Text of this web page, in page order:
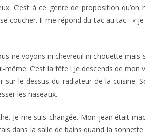
C’est à ce genre de proposition qu’on
coucher. Il me répond du tac au tac : «
ne voyons ni chevreuil ni chouette mais
C’est la fête ! Je descends de
le dessus du radiateur de la cuisine.
les naseaux.
Je me suis changée. Mon jean était
dans la salle de bains quand la sonnette